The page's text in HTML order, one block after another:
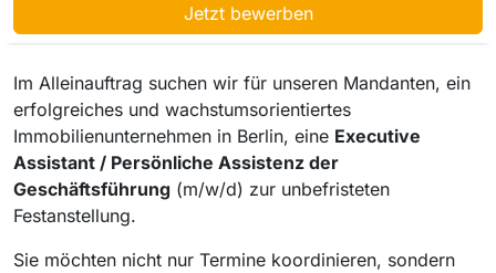
Jetzt bewerben
Im Alleinauftrag suchen wir für unseren Mandanten, ein
erfolgreiches und wachstumsorientiertes
Immobilienunternehmen in Berlin, eine Executive
Assistant / Persönliche Assistenz der
Geschäftsführung (m/w/d) zur unbefristeten
Festanstellung.
Sie möchten nicht nur Termine koordinieren, sondern